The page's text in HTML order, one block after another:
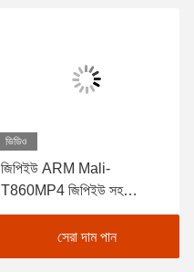
ভিডিও
জিপিইউ ARM Mali-
T860MP4 জিপিইউ সহ
LPB3399Pro ইন্ডাস্ট্রিয়াল বক্স
সেরা দাম পান